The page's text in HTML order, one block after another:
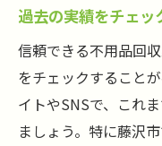
過去の実績をチェッ
信頼できる不用品回
をチェックすること
イトやSNSで、これ
ましょう。特に藤沢